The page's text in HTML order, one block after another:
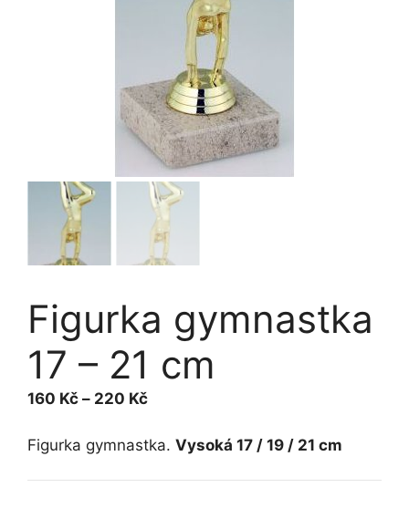
Figurka gymnastka
17 – 21 cm
160 Kč – 220 KčRozpětí
160 Kč
Figurka gymnastka. Vysoká 17 / 19 / 21 cm